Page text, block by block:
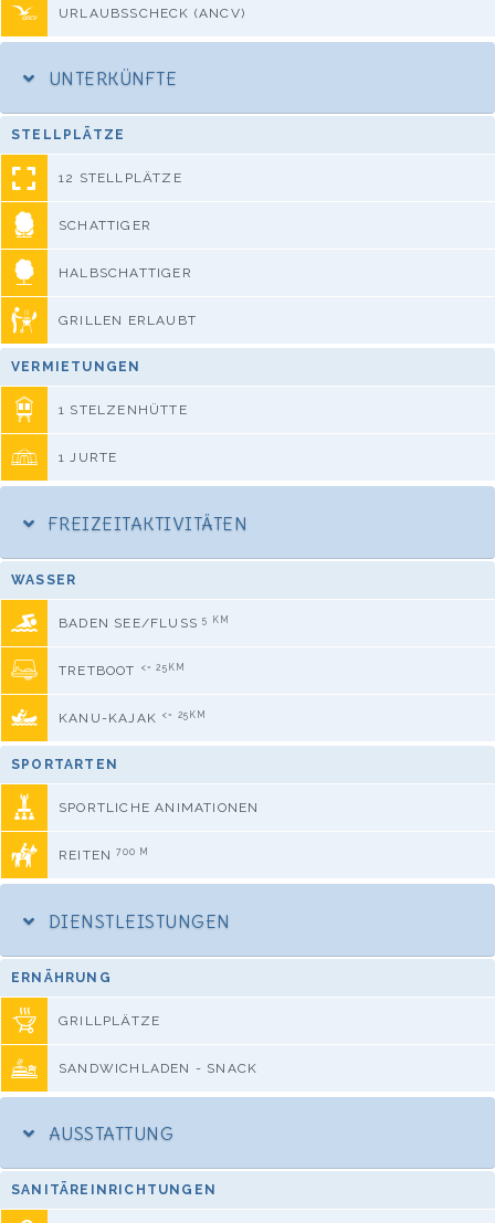
URLAUBSSCHECK (ANCV)
UNTERKÜNFTE
STELLPLÄTZE
12 STELLPLÄTZE
SCHATTIGER
HALBSCHATTIGER
GRILLEN ERLAUBT
VERMIETUNGEN
1 STELZENHÜTTE
1 JURTE
FREIZEITAKTIVITÄTEN
WASSER
BADEN SEE/FLUSS5 KM
TRETBOOT <= 25KM
KANU-KAJAK <= 25KM
SPORTARTEN
SPORTLICHE ANIMATIONEN
REITEN 700 M
DIENSTLEISTUNGEN
ERNÄHRUNG
GRILLPLÄTZE
SANDWICHLADEN - SNACK
AUSSTATTUNG
SANITÄREINRICHTUNGEN